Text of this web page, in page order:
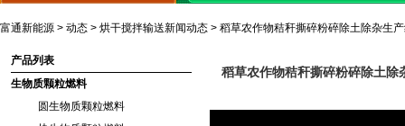
富通新能源 > 动态 > 烘干搅拌输送新闻动态 > 稻草农作物秸秆撕碎粉碎除土除杂生
稻草农作物秸秆撕碎粉碎除土除
产品列表
生物质颗粒燃料
圆生物质颗粒燃料